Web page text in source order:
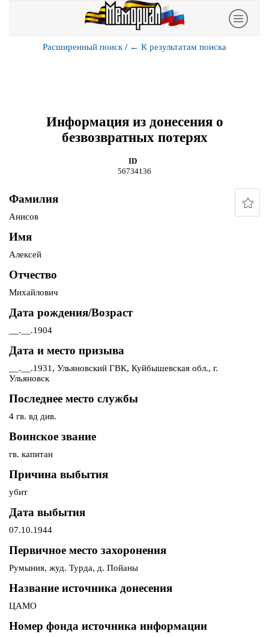
Расширенный поиск / ← К результатам поиска
Информация из донесения о
безвозвратных потерях
ID
56734136
Фамилия
Анисов
Имя
Алексей
Отчество
Михайлович
Дата рождения/Возраст
__.__.1904
Дата и место призыва
__.__.1931, Ульяновский ГВК, Куйбышевская обл., г.
Ульяновск
Последнее место службы
4 гв. вд див.
Воинское звание
гв. капитан
Причина выбытия
убит
Дата выбытия
07.10.1944
Первичное место захоронения
Румыния, жуд. Турда, д. Пойаны
Название источника донесения
ЦАМО
Номер фонда источника информации